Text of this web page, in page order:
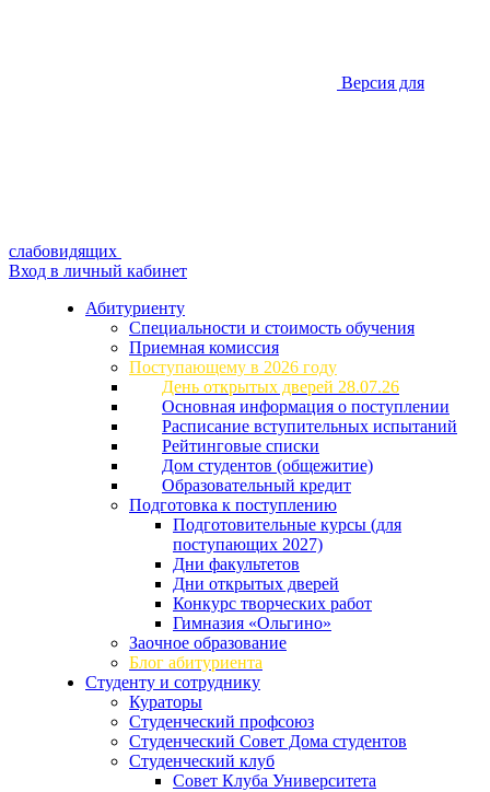
Версия для
слабовидящих
Вход в личный кабинет
Абитуриенту
Специальности и стоимость обучения
Приемная комиссия
Поступающему в 2026 году
День открытых дверей 28.07.26
Основная информация о поступлении
Расписание вступительных испытаний
Рейтинговые списки
Дом студентов (общежитие)
Образовательный кредит
Подготовка к поступлению
Подготовительные курсы (для
поступающих 2027)
Дни факультетов
Дни открытых дверей
Конкурс творческих работ
Гимназия «Ольгино»
Заочное образование
Блог абитуриента
Студенту и сотруднику
Кураторы
Студенческий профсоюз
Студенческий Совет Дома студентов
Студенческий клуб
Совет Клуба Университета